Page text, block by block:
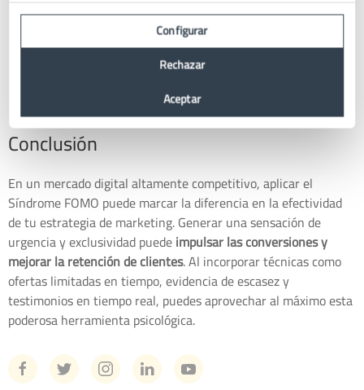
gastar más y participar activamente. Por ejemplo, pueden
ofrecer descuentos exclusivos o regalos especiales solo
para miembros del programa durante un tiempo limitado,
Conclusión
En un mercado digital altamente competitivo, aplicar el
Síndrome FOMO puede marcar la diferencia en la efectividad
de tu estrategia de marketing. Generar una sensación de
urgencia y exclusividad puedeimpulsar las conversiones y
mejorar la retención de clientes. Al incorporar técnicas como
ofertas limitadas en tiempo, evidencia de escasez y
testimonios en tiempo real, puedes aprovechar al máximo esta
poderosa herramienta psicológica.
Configurar
Rechazar
Aceptar